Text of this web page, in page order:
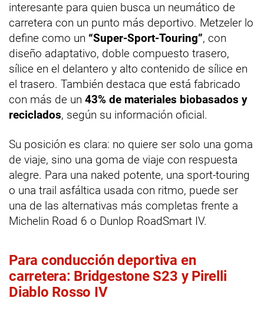
interesante para quien busca un neumático de
carretera con un punto más deportivo. Metzeler lo
define como un “Super-Sport-Touring”, con
diseño adaptativo, doble compuesto trasero,
sílice en el delantero y alto contenido de sílice en
el trasero. También destaca que está fabricado
con más de un 43% de materiales biobasados y
reciclados, según su información oficial.
Su posición es clara: no quiere ser solo una goma
de viaje, sino una goma de viaje con respuesta
alegre. Para una naked potente, una sport-touring
o una trail asfáltica usada con ritmo, puede ser
una de las alternativas más completas frente a
Michelin Road 6 o Dunlop RoadSmart IV.
Para conducción deportiva en
carretera: Bridgestone S23 y Pirelli
Diablo Rosso IV